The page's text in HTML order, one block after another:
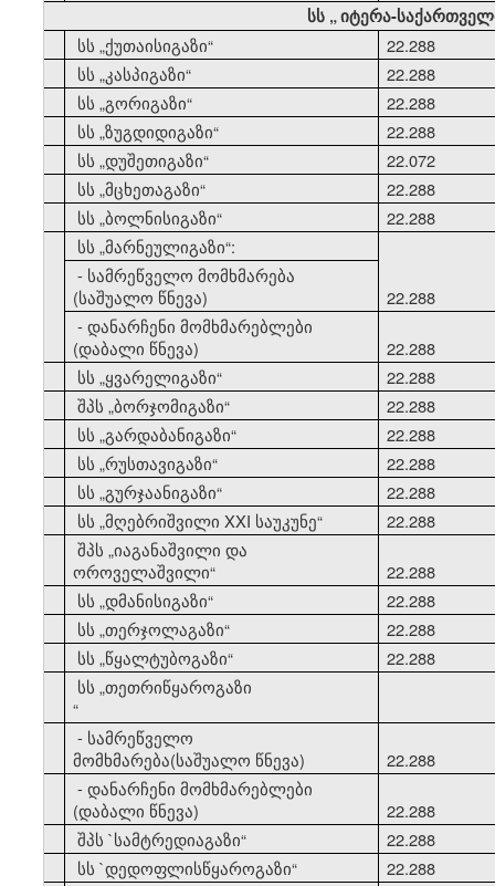
სს „იტერა-
სს„ქუთაისიგაზი“
22.288
სს„კასპიგაზი“
22.288
სს„გორიგაზი“
22.288
სს„ზუგდიდიგაზი“
22.288
სს„დუშეთიგაზი“
22.072
სს„მცხეთაგაზი“
22.288
სს„ბოლნისიგაზი“
22.288
სს„მარნეულიგაზი“:
- სამრეწველო მომხმარება
(საშუალო წნევა)
22.288
- დანარჩენი მომხმარებლები
(დაბალი წნევა)
22.288
სს„ყვარელიგაზი“
22.288
შპს„ბორჯომიგაზი“
22.288
სს„გარდაბანიგაზი“
22.288
სს„რუსთავიგაზი“
22.288
სს„გურჯაანიგაზი“
22.288
სს„მღებრიშვილი XXI საუკუნე“ 22.288
შპს„იაგანაშვილი და
ოროველაშვილი“
22.288
სს„დმანისიგაზი“
22.288
სს„თერჯოლაგაზი“
22.288
სს„წყალტუბოგაზი“ 22.288
სს„თეთრიწყაროგაზი
“
- სამრეწველო
მომხმარება(საშუალო წნევა)
22.288
- დანარჩენი მომხმარებლები
(დაბალი წნევა)
22.288
შპს `სამტრედიაგაზი“
22.288
სს `დედოფლისწყაროგაზი“
22.288